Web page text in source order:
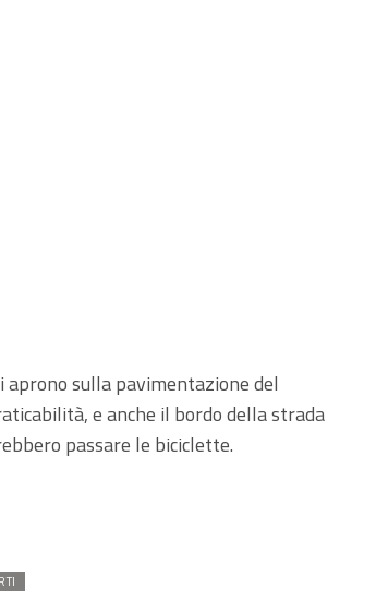
aprono sulla pavimentazione del
e anche il bordo della strada
passare le biciclette.